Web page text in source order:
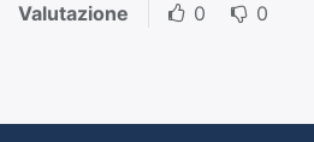
Valutazione
0 0